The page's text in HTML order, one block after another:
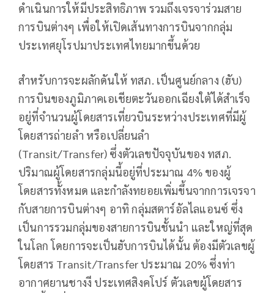
ดำเนินการให้มีประสิทธิภาพ รวมถึงเจรจาร่วมสาย
การบินต่างๆ เพื่อให้เปิดเส้นทางการบินจากกลุ่ม
ประเทศยุโรปมาประเทศไทยมากขึ้นด้วย
สำหรับการจะผลักดันให้ ทสภ. เป็นศูนย์กลาง (ฮับ)
การบินของภูมิภาคเอเชียตะวันออกเฉียงใต้ได้สำเร็จ
อยู่ที่จำนวนผู้โดยสารเที่ยวบินระหว่างประเทศที่มีผู้
โดยสารถ่ายลำ หรือเปลี่ยนลำ
(Transit/Transfer) ซึ่งตัวเลขปัจจุบันของ ทสภ.
ปริมาณผู้โดยสารกลุ่มนี้อยู่ที่ประมาณ 4% ของผู้
โดยสารทั้งหมด และกำลังทยอยเพิ่มขึ้นจากการเจรจา
กับสายการบินต่างๆ อาทิ กลุ่มสตาร์อัลไลแอนซ์ ซึ่ง
เป็นการรวมกลุ่มของสายการบินชั้นนำ และใหญ่ที่สุด
ในโลก โดยการจะเป็นฮับการบินได้นั้น ต้องมีตัวเลขผู้
โดยสาร Transit/Transfer ประมาณ 20% ซึ่งท่า
อากาศยานชางงี ประเทศสิงคโปร์ ตัวเลขผู้โดยสาร